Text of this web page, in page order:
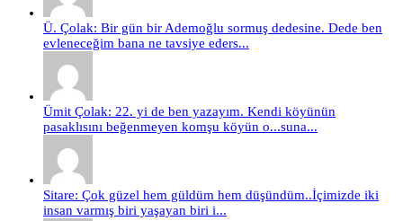
Ü. Çolak: Bir gün bir Ademoğlu sormuş dedesine. Dede ben
evleneceğim bana ne tavsiye eders...
Ümit Çolak: 22. yi de ben yazayım. Kendi köyünün
pasaklısını beğenmeyen komşu köyün o...suna...
Sitare: Çok güzel hem güldüm hem düşündüm..İçimizde iki
insan varmış biri yaşayan biri i...